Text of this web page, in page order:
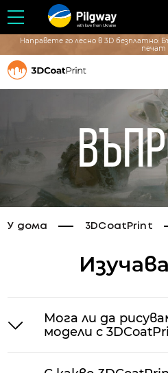
with love from Ukraine
Направете го лесно в 3D безплатно:
печат
У дома 3DCoatPrint
Мога ли да
модели с